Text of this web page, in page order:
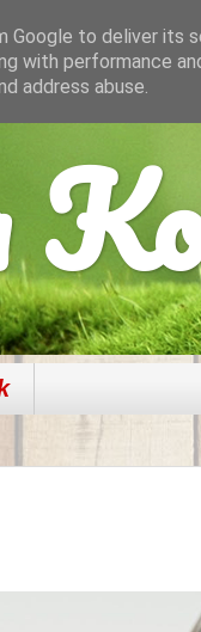
Google to deliver its
with performance
address abuse.